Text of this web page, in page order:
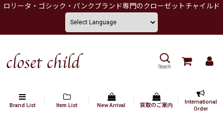
ロリータ・ゴシック・パンクブランド専門のクローゼットチャイルド
Search
Brand List Item List New Arrival 買取のご案内
International
Order